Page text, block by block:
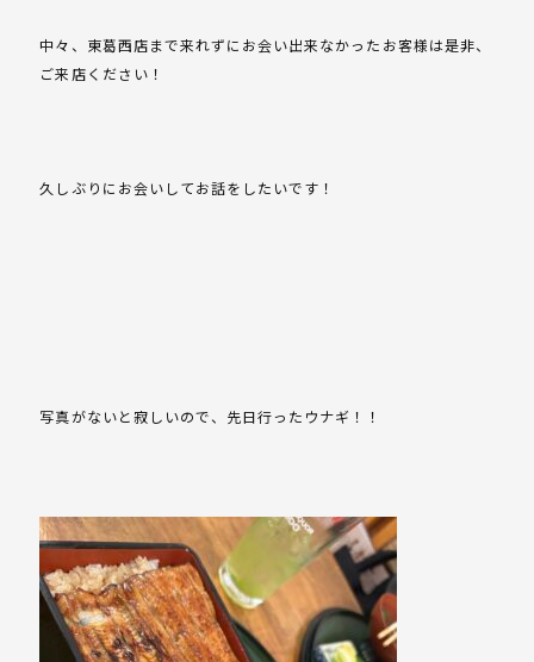
中々、東葛西店まで来れずにお会い出来なかったお客様は是非、
ご来店ください！
久しぶりにお会いしてお話をしたいです！
写真がないと寂しいので、先日行ったウナギ！！